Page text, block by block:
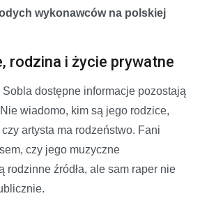
wykonawców na polskiej
rodzina i życie prywatne
dostępne informacje pozostają
wiadomo, kim są jego rodzice,
artysta ma rodzeństwo. Fani
czy jego muzyczne
rodzinne źródła, ale sam raper nie